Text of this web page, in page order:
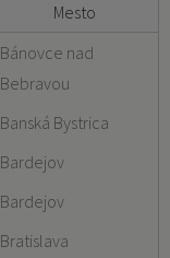
Mesto
Bánovce nad
Bebravou
Banská Bystrica
Bardejov
Bardejov
Bratislava